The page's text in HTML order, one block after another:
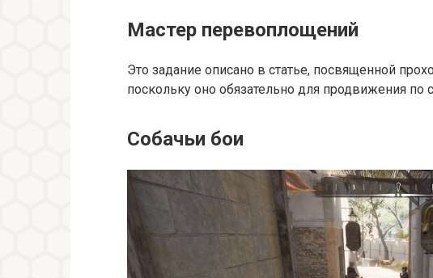
Мастер перевоплощений
Это задание описано в статье, посвященной
поскольку оно обязательно для продвижения по
Собачьи бои